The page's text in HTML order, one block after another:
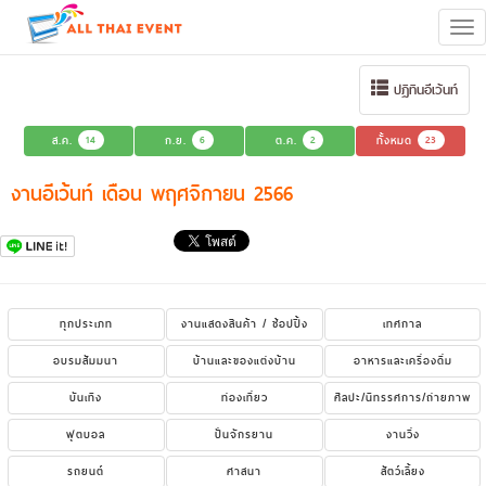
ปฏิทินอีเว้นท์
ส.ค. 14 ก.ย. 6 ต.ค. 2 ทั้งหมด 23
งานอีเว้นท์ เดือน พฤศจิกายน 2566
ทุกประเภท งานแสดงสินค้า / ช้อปปิ้ง
เทศกาล
อบรมสัมมนา
บ้านและของแต่งบ้าน
อาหารและเครื่องดื่ม
บันเทิง
ท่องเที่ยว
ศิลปะ/นิทรรศการ/ถ่ายภาพ
ฟุตบอล
ปั่นจักรยาน
งานวิ่ง
รถยนต์
ศาสนา สัตว์เลี้ยง